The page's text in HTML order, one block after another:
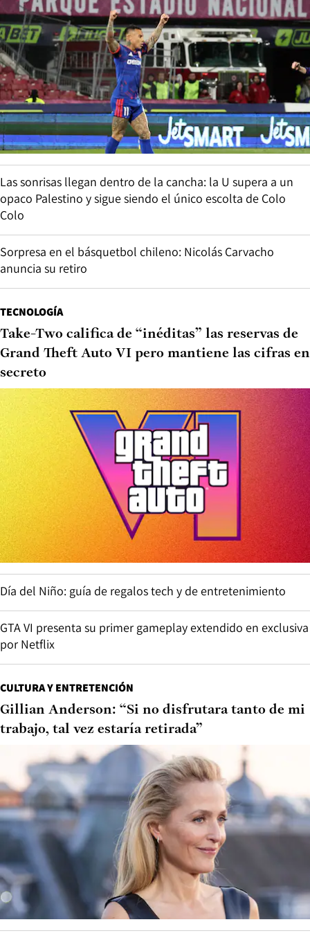
Las sonrisas llegan dentro de la cancha: la U supera a un
opaco Palestino y sigue siendo el único escolta de Colo
Colo
Sorpresa en el básquetbol chileno: Nicolás Carvacho
anuncia su retiro
TECNOLOGÍA
Take-Two califica de “inéditas” las reservas de
Grand Theft Auto VI pero mantiene las cifras en
secreto
Día del Niño: guía de regalos tech y de entretenimiento
GTA VI presenta su primer gameplay extendido en exclusiva
por Netflix
CULTURA Y ENTRETENCIÓN
Gillian Anderson: “Si no disfrutara tanto de mi
trabajo, tal vez estaría retirada”